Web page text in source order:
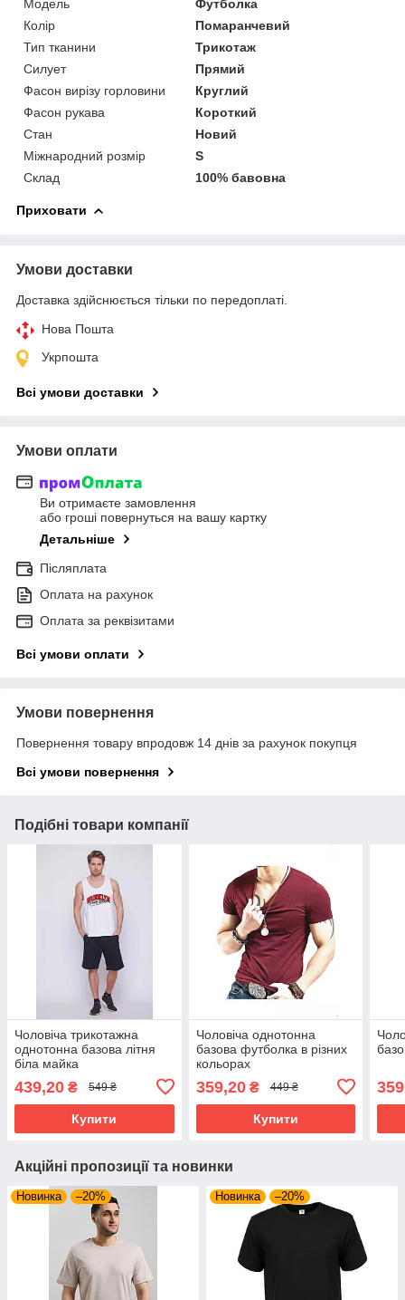
Модель
Футболка
Колір
Помаранчевий
Тип тканини
Трикотаж
Силует
Прямий
Фасон вирізу горловини
Круглий
Фасон рукава
Короткий
Стан
Новий
Міжнародний розмір
S
Склад
100% бавовна
Приховати
Умови доставки
Доставка здійснюється тільки по передоплаті.
Нова Пошта
Укрпошта
Всі умови доставки
Умови оплати
Ви отримаєте замовлення
або гроші повернуться на вашу картку
Детальніше
Післяплата
Оплата на рахунок
Оплата за реквізитами
Всі умови оплати
Умови повернення
Повернення товару впродовж 14 днів за рахунок покупця
Всі умови повернення
Подібні товари компанії
Чоловіча трикотажна
однотонна базова літня
біла майка
439,20 ₴ 549 ₴
Купити
Чоловіча однотонна
базова футболка в різних
кольорах
359,20₴ 449 ₴
Купити
Акційні пропозиції та новинки
Новинка –20% Новинка –20%